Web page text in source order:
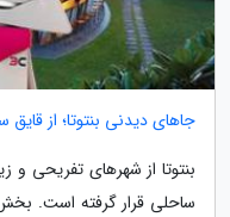
جاهاى دیدنی بنتوتا؛ از
بنتوتا از شهرهای تفریحی و
ساحلی قرار گرفته است.